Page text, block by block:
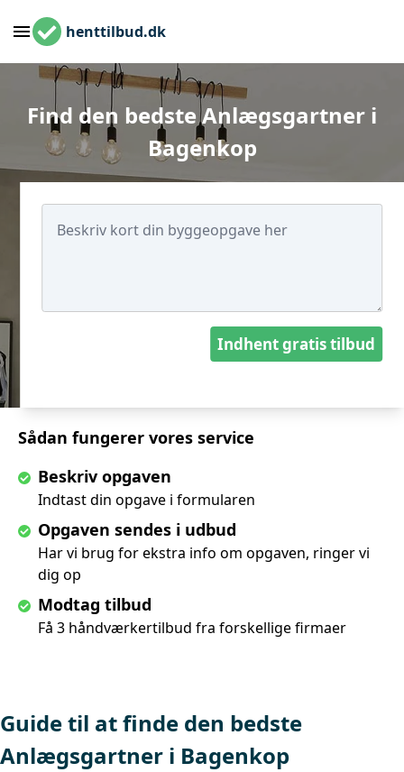
henttilbud.dk
Find den bedste Anlægsgartner i
Bagenkop
Sådan fungerer vores service
Beskriv opgaven
Indtast din opgave i formularen
Opgaven sendes i udbud
Har vi brug for ekstra info om opgaven, ringer vi
dig op
Modtag tilbud
Få 3 håndværkertilbud fra forskellige firmaer
Indhent gratis tilbud
Guide til at finde den bedste
Anlægsgartner i Bagenkop